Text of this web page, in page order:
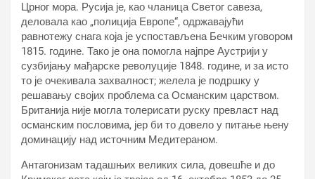
Црног мора. Русија је, као чланица Светог савеза,
деловала као „полиција Европе“, одржавајући
равнотежу снага која је успостављена Бечким уговором
1815. године. Тако је она помогла најпре Аустрији у
сузбијању мађарске револуције 1848. године, и за исто
то је очекивала захвалност; желела је подршку у
решавању својих проблема са Османским царством.
Британија није могла толерисати руску превласт над
османским пословима, јер би то довело у питање њену
доминацију над источним Медитераном.
Антагонизам тадашњих великих сила, довешће и до